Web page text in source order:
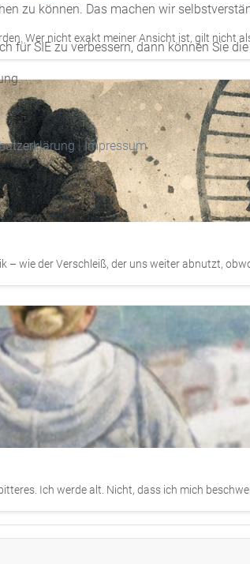
Wer nicht exakt meiner Ansicht ist, gilt nicht
wie der Verschleiß, der uns weiter abnutzt,
Ich werde alt. Nicht, dass ich mich
zu können. Das machen wir
SIE zu verbessern, dann können Sie
|Impressum